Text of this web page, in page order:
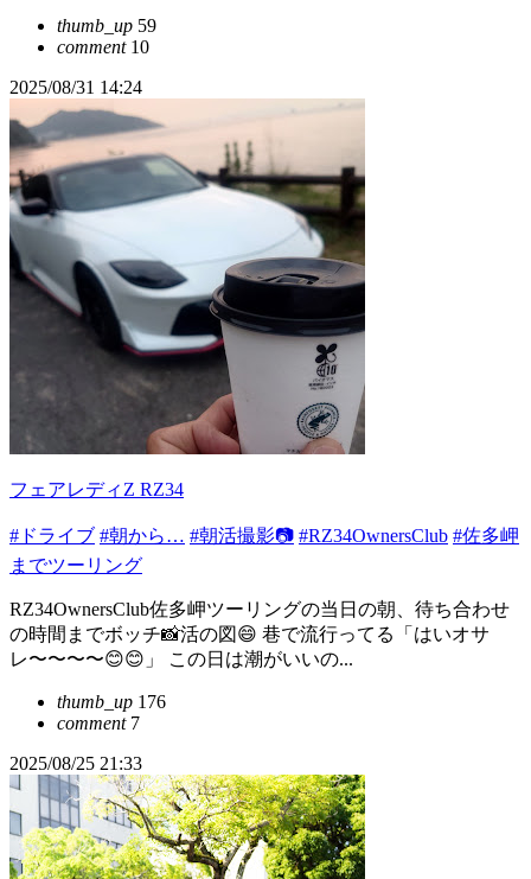
thumb_up 59
comment10
2025/08/31 14:24
フェアレディZ RZ34
#ドライブ #朝から… #朝活撮影📷 #RZ34OwnersClub #佐多岬
までツーリング
RZ34OwnersClub佐多岬ツーリングの当日の朝、待ち合わせ
の時間までボッチ📸活の図😄 巷で流行ってる「はいオサ
レ〜〜〜〜😊😊」 この日は潮がいいの...
thumb_up 176
comment7
2025/08/25 21:33